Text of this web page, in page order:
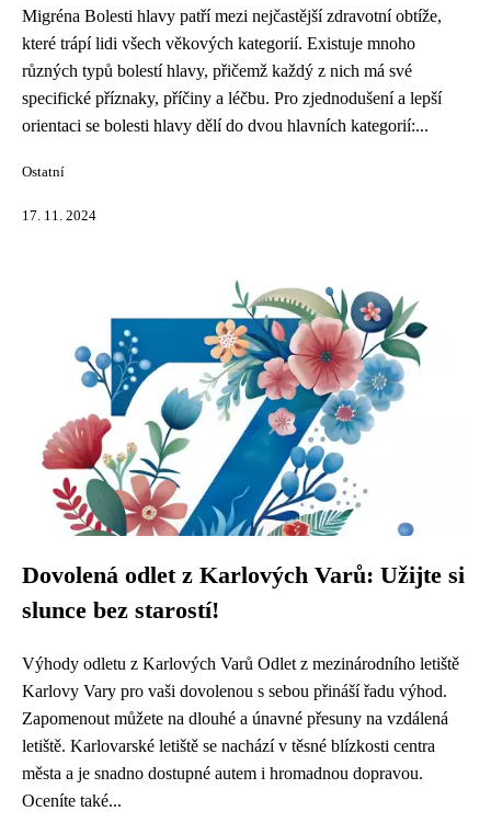
Migréna Bolesti hlavy patří mezi nejčastější zdravotní obtíže,
které trápí lidi všech věkových kategorií. Existuje mnoho
různých typů bolestí hlavy, přičemž každý z nich má své
specifické příznaky, příčiny a léčbu. Pro zjednodušení a lepší
orientaci se bolesti hlavy dělí do dvou hlavních kategorií:...
Ostatní
17. 11. 2024
Dovolená odlet z Karlových Varů: Užijte si
slunce bez starostí!
Výhody odletu z Karlových Varů Odlet z mezinárodního letiště
Karlovy Vary pro vaši dovolenou s sebou přináší řadu výhod.
Zapomenout můžete na dlouhé a únavné přesuny na vzdálená
letiště. Karlovarské letiště se nachází v těsné blízkosti centra
města a je snadno dostupné autem i hromadnou dopravou.
Oceníte také...